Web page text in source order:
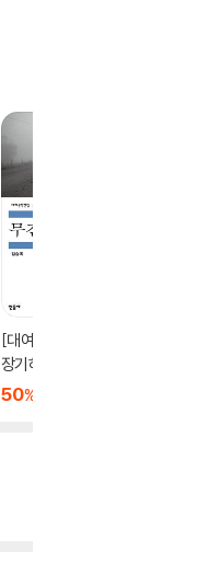
[대여] 무진기행 (가수
장기하 낭독)
50%